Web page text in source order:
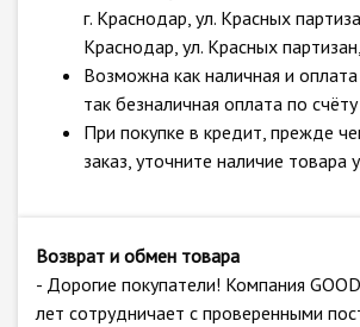
г. Краснодар, ул. Красных
Краснодар, ул. Красных
Возможна как наличная и
так безналичная оплата по счёту
При покупке в кредит, прежде
заказ, уточните наличие товара
Возврат и обмен товара
- Дорогие покупатели! Компания
лет сотрудничает с проверенными